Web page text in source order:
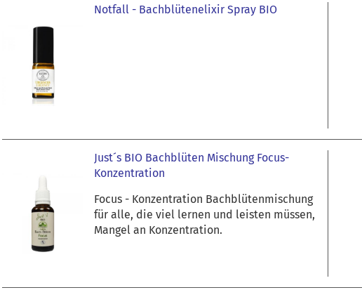
Notfall - Bachblütenelixir Spray BIO
Just´s BIO Bachblüten Mischung Focus-
Konzentration
Focus - Konzentration Bachblütenmischung
für alle, die viel lernen und leisten müssen,
Mangel an Konzentration.